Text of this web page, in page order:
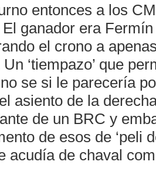
entonces a los
ganador era
el crono a
‘tiempazo’ que
se si le parecería
asiento de la
de un BRC y
de esos de ‘peli
acudía de chaval